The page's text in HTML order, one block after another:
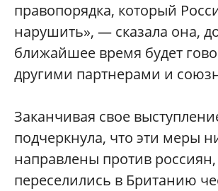
правопорядка, который
нарушить», — сказала она,
ближайшее время будет
другими партнерами и
Заканчивая свое
подчеркнула, что эти меры
направлены против
переселились в Британию